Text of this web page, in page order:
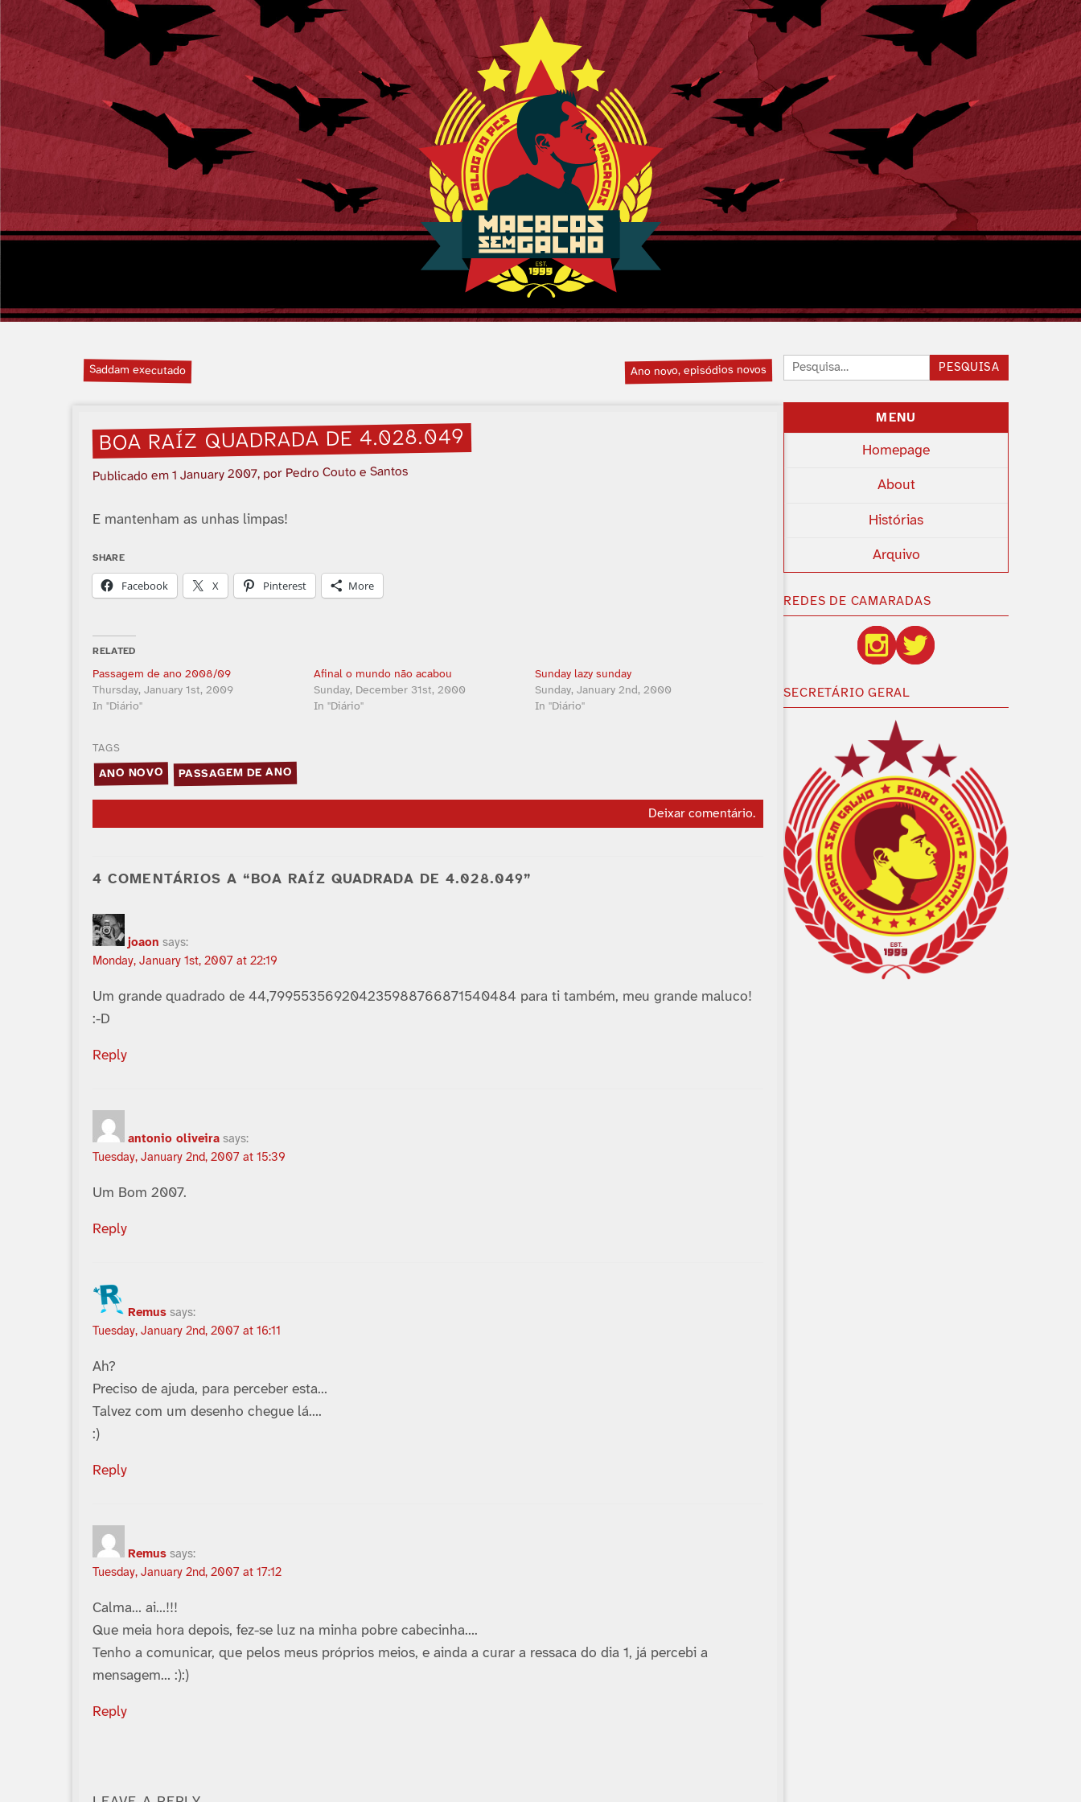
Saddam executado Ano novo, episódios novos
BOA RAÍ­Z QUADRADA DE 4.028.049
Publicado em1 January 2007, por Pedro Couto e Santos
E mantenham as unhas limpas!
SHARE
Facebook X Pinterest More
RELATED
Passagem de ano 2008/09
Thursday, January 1st, 2009
In "Diário"
Afinal o mundo não acabou
Sunday, December 31st, 2000
In "Diário"
Sunday lazy sunday
Sunday, January 2nd, 2000
In "Diário"
TAGS
ANO NOVO PASSAGEM DE ANO
Deixar comentário.
4 COMENTÁRIOS A “BOA RAÍ­Z QUADRADA DE 4.028.049”
joaon says:
Monday, January 1st, 2007 at 22:19
Um grande quadrado de 44,799553569204235988766871540484 para ti também, meu grande maluco!
:-D
Reply
antonio oliveira says:
Tuesday, January 2nd, 2007 at 15:39
Um Bom 2007.
Reply
Remus says:
Tuesday, January 2nd, 2007 at 16:11
Ah?
Preciso de ajuda, para perceber esta…
Talvez com um desenho chegue lá….
:)
Reply
Remus says:
Tuesday, January 2nd, 2007 at 17:12
Calma… ai…!!!
Que meia hora depois, fez-se luz na minha pobre cabecinha….
Tenho a comunicar, que pelos meus próprios meios, e ainda a curar a ressaca do dia 1, já percebi a
mensagem… :):)
Reply
Pesquisar: PESQUISA
MENU
Homepage
About
Histórias
Arquivo
REDES DE CAMARADAS
SECRETÁRIO GERAL